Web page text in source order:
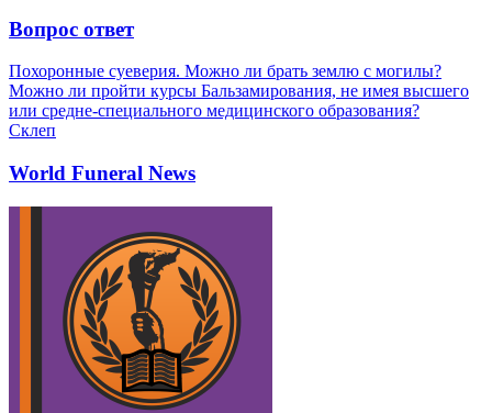
Вопрос ответ
Похоронные суеверия. Можно ли брать землю с могилы?
Можно ли пройти курсы Бальзамирования, не имея высшего
или средне-специального медицинского образования?
Склеп
World Funeral News